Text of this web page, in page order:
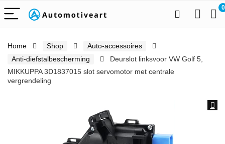
0
Home Shop
Auto-accessoires
Anti-diefstalbescherming
Deurslot linksvoor VW Golf 5,
MIKKUPPA 3D1837015 slot servomotor met centrale
vergrendeling